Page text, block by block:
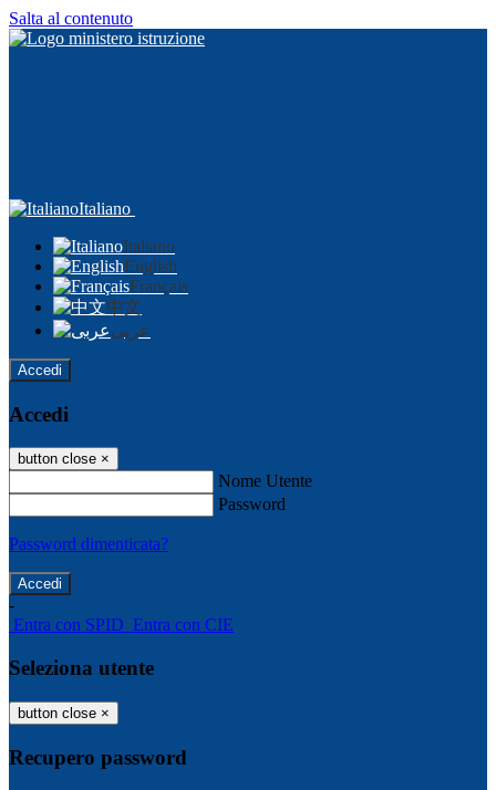
Salta al contenuto
Italiano
Italiano
English
Français
中文
عربى
Accedi
Accedi
button close ×
Nome Utente
Password
Password dimenticata?
-
Entra con SPID Entra con CIE
Seleziona utente
button close ×
Recupero password